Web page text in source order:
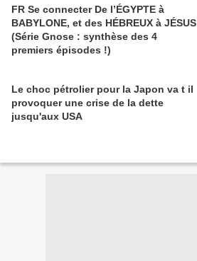
FR Se connecter De l’ÉGYPTE à
BABYLONE, et des HÉBREUX à JÉSUS
(Série Gnose : synthèse des 4
premiers épisodes !)
Le choc pétrolier pour la Japon va t il
provoquer une crise de la dette
jusqu'aux USA